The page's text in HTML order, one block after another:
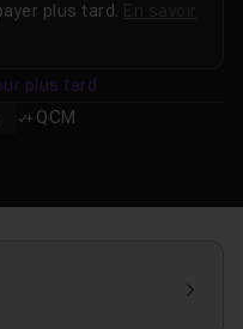
QCM
plus tard.
plus tard